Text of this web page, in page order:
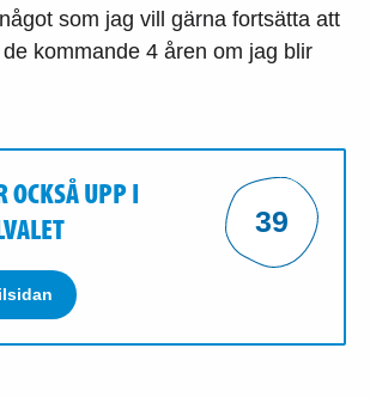
som jag vill gärna fortsätta att
kommande 4 åren om jag blir
OCKSÅ UPP I
39